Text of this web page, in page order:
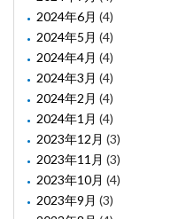
2024年6月 (4)
2024年5月 (4)
2024年4月 (4)
2024年3月 (4)
2024年2月 (4)
2024年1月 (4)
2023年12月 (3)
2023年11月 (3)
2023年10月 (4)
2023年9月 (3)